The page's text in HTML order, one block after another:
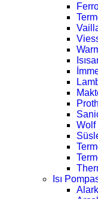
Wolf
Isı